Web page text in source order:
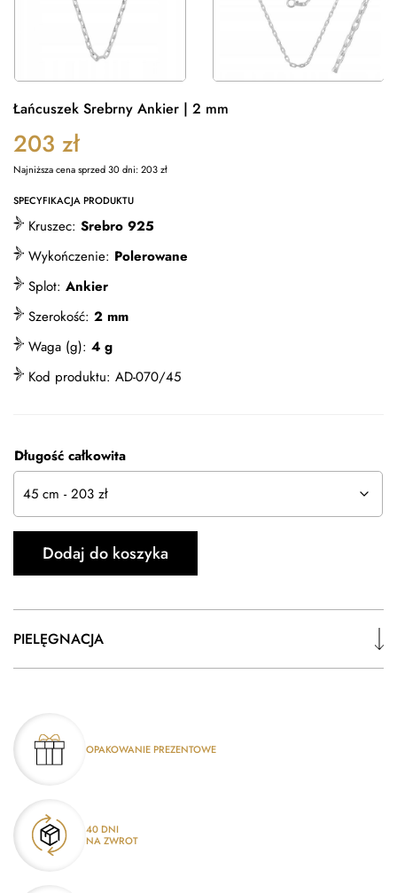
Łańcuszek Srebrny Ankier | 2 mm
203 zł
Najniższa cena sprzed 30 dni:203zł
SPECYFIKACJA PRODUKTU
Kruszec: Srebro 925
Wykończenie: Polerowane
Splot: Ankier
Szerokość: 2 mm
Waga (g): 4 g
Kod produktu: AD-070/45
Długość całkowita
Łańcuszek
Ankier
2
mm
Dodaj do koszyka
PIELĘGNACJA
OPAKOWANIE PREZENTOWE
40 DNI
NA ZWROT